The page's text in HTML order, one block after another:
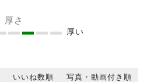
厚さ
厚い
いいね数順 写真・動画付き順